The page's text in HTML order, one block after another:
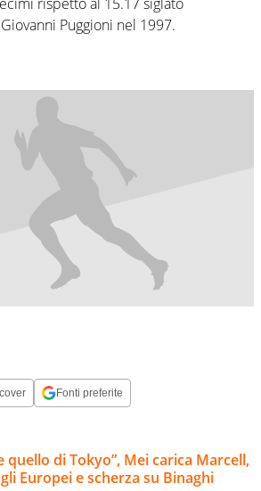
Puggioni nel 1997.
Fonti preferite
quello di Tokyo”, Mei carica Marcell,
Europei e scherza su Binaghi